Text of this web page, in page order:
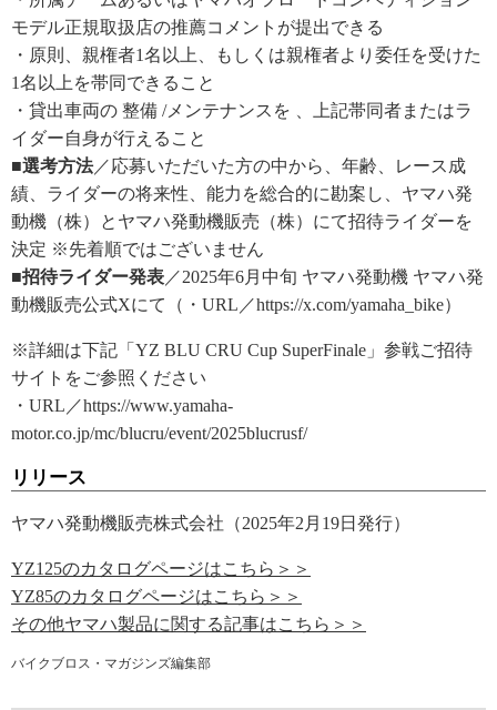
モデル正規取扱店の推薦コメントが提出できる
・原則、親権者1名以上、もしくは親権者より委任を受けた
1名以上を帯同できること
・貸出車両の 整備 /メンテナンスを 、上記帯同者またはラ
イダー自身が行えること
■選考方法／応募いただいた方の中から、年齢、レース成
績、ライダーの将来性、能力を総合的に勘案し、ヤマハ発
動機（株）とヤマハ発動機販売（株）にて招待ライダーを
決定 ※先着順ではございません
■招待ライダー発表 ／2025年6月中旬 ヤマハ発動機 ヤマハ発
動機販売公式Xにて（・URL／https://x.com/yamaha_bike）
※詳細は下記「YZ BLU CRU Cup SuperFinale」参戦ご招待
サイトをご参照ください
・URL／https://www.yamaha-
motor.co.jp/mc/blucru/event/2025blucrusf/
リリース
ヤマハ発動機販売株式会社（2025年2月19日発行）
YZ125のカタログページはこちら＞＞
YZ85のカタログページはこちら＞＞
その他ヤマハ製品に関する記事はこちら＞＞
バイクブロス・マガジンズ編集部